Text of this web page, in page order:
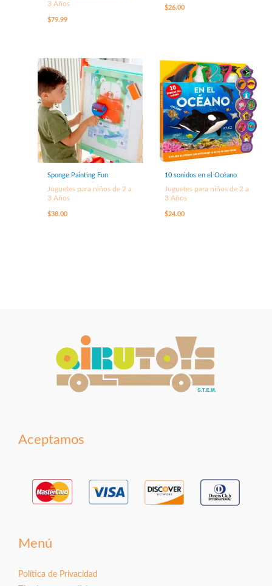
3 Años
$79.99
$26.00
Sponge Painting Fun
Juguetes para niños de 2 a
3 Años
$38.00
10 sonidos en el Océano
Juguetes para niños de 2 a
3 Años
$24.00
Aceptamos
Menú
Política de Privacidad